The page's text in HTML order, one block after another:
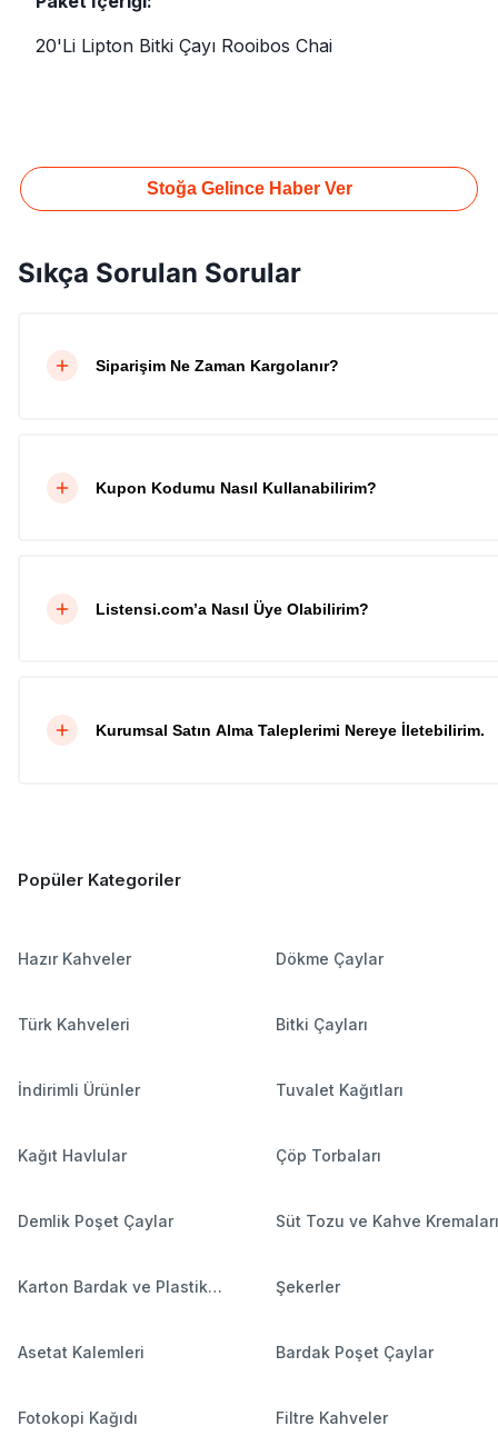
20'Li Lipton Bitki Çayı Rooibos Chai
Stoğa Gelince Haber Ver
Sıkça Sorulan Sorular
Siparişim Ne Zaman Kargolanır?
Kupon Kodumu Nasıl Kullanabilirim?
Listensi.com’a Nasıl Üye Olabilirim?
Kurumsal Satın Alma Taleplerimi Nereye İletebilirim.
Popüler Kategoriler
Hazır Kahveler Dökme Çaylar
Türk Kahveleri Bitki Çayları
İndirimli Ürünler Tuvalet Kağıtları
Kağıt Havlular Çöp Torbaları
Demlik Poşet Çaylar Süt Tozu ve Kahve Kremaları
Karton Bardak ve Plastik
Şekerler
Asetat Kalemleri Bardak Poşet Çaylar
Fotokopi Kağıdı Filtre Kahveler